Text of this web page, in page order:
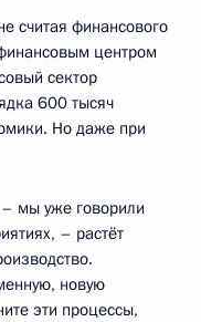
считая финансового
центром
сектор
600 тысяч
Но даже при
мы уже говорили
– растёт
новую
эти процессы,